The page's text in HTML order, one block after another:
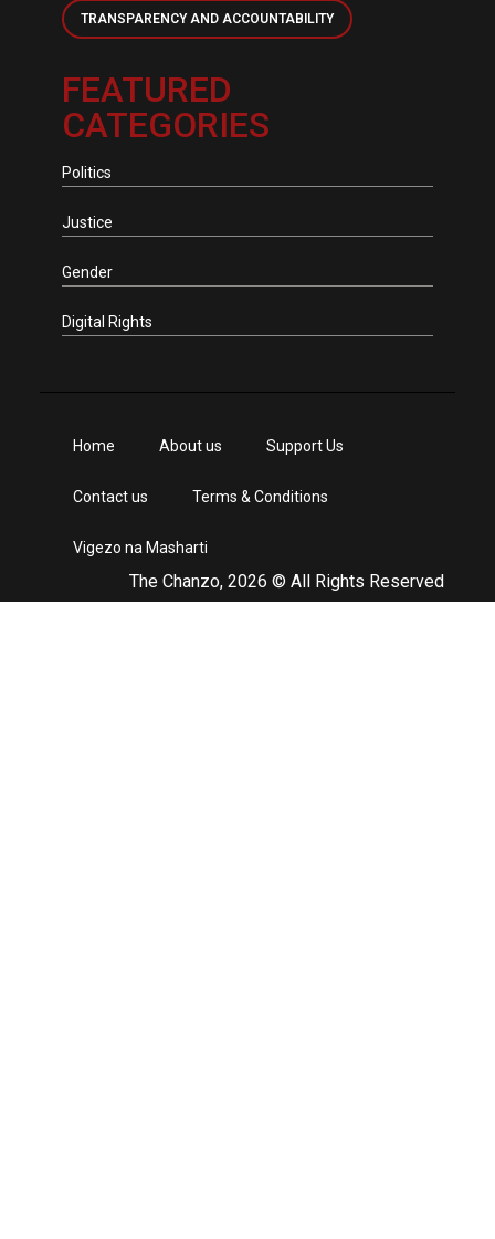
TRANSPARENCY AND ACCOUNTABILITY
FEATURED
CATEGORIES
Politics
Justice
Gender
Digital Rights
The Chanzo, 2026 © All Rights Reserved
Home About us Support Us
Contact us Terms & Conditions
Vigezo na Masharti